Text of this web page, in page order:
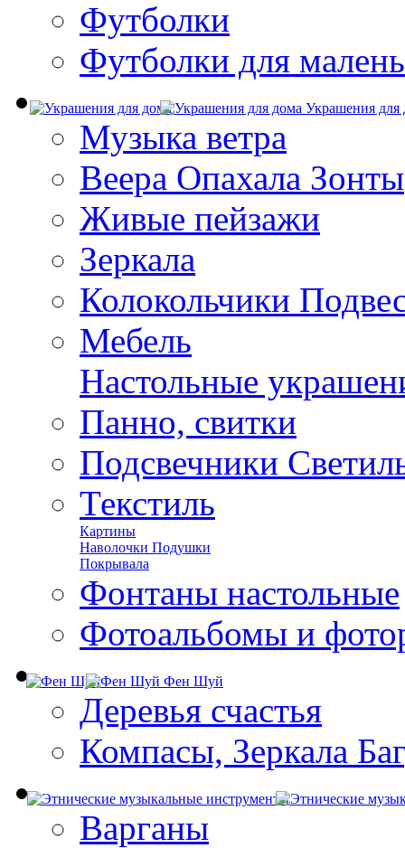
Футболки
Футболки для
Украшения для
Музыка ветра
Веера Опахала Зонты
Живые пейзажи
Зеркала
Колокольчики
Мебель
Настольные
Панно, свитки
Подсвечники
Текстиль
Картины
Наволочки Подушки
Покрывала
Фонтаны настольные
Фотоальбомы и
Фен Шуй
Деревья счастья
Компасы, Зеркала
Варганы